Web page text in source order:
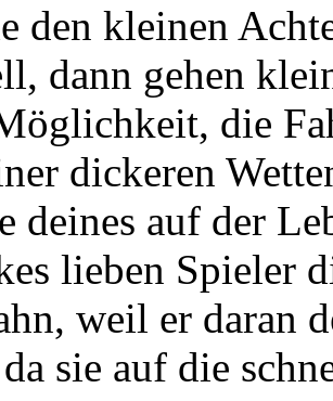
den kleinen
dann gehen
die
dickeren
deines auf der
lieben Spieler
weil er daran
sie auf die